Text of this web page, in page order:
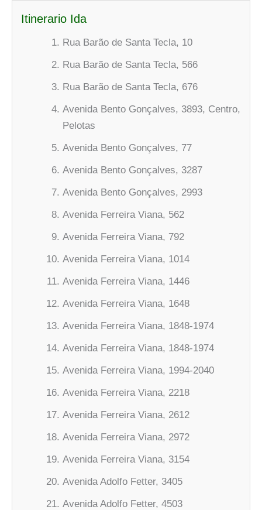
Itinerario Ida
Rua Barão de Santa Tecla, 10
Rua Barão de Santa Tecla, 566
Rua Barão de Santa Tecla, 676
Avenida Bento Gonçalves, 3893, Centro,
Pelotas
Avenida Bento Gonçalves, 77
Avenida Bento Gonçalves, 3287
Avenida Bento Gonçalves, 2993
Avenida Ferreira Viana, 562
Avenida Ferreira Viana, 792
Avenida Ferreira Viana, 1014
Avenida Ferreira Viana, 1446
Avenida Ferreira Viana, 1648
Avenida Ferreira Viana, 1848-1974
Avenida Ferreira Viana, 1848-1974
Avenida Ferreira Viana, 1994-2040
Avenida Ferreira Viana, 2218
Avenida Ferreira Viana, 2612
Avenida Ferreira Viana, 2972
Avenida Ferreira Viana, 3154
Avenida Adolfo Fetter, 3405
Avenida Adolfo Fetter, 4503